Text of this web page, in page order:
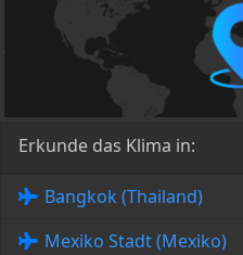
Erkunde das Klima in:
Bangkok (Thailand)
Mexiko Stadt (Mexiko)